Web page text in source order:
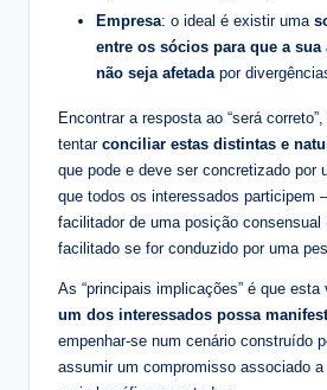
Empresa: o ideal é existir uma
entre os sócios para que a sua
não seja afetadapor
Encontrar a resposta ao “será
tentar conciliar estas distintas e
que pode e deve ser concretizado por
que todos os interessados participem
facilitador de uma posição consensual
facilitado se for conduzido por uma
As “principais implicações” é que esta
um dos interessados possa
empenhar-se num cenário construído
assumir um compromisso associado